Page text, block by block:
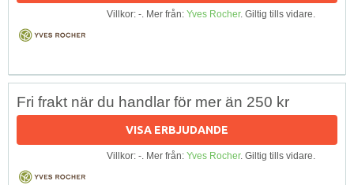
Villkor: -. Mer från: Yves Rocher. Giltig tills vidare.
Fri frakt när du handlar för mer än 250 kr
VISA ERBJUDANDE
Villkor: -. Mer från: Yves Rocher. Giltig tills vidare.